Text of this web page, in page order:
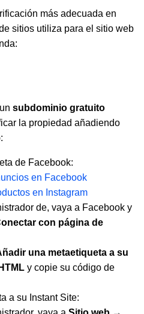
más adecuada en
sitios utiliza para el sitio web
subdominio gratuito
la propiedad añadiendo
de Facebook:
en Facebook
en Instagram
de, vaya a Facebook y
con página de
una metaetiqueta a su
y copie su código de
a su Instant Site: